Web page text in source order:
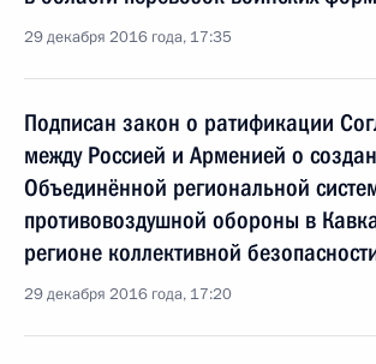
29 декабря 2016 года, 17:35
Подписан закон о ратификации
между Россией и Арменией о
Объединённой региональной
противовоздушной обороны в
регионе коллективной
29 декабря 2016 года, 17:20